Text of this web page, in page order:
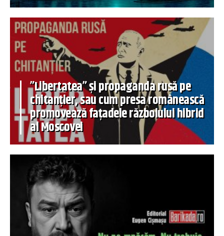
”Libertatea” și propaganda rusă pe
chitanțier, sau cum presa românească
promovează fațadele războiului hibrid
al Moscovei